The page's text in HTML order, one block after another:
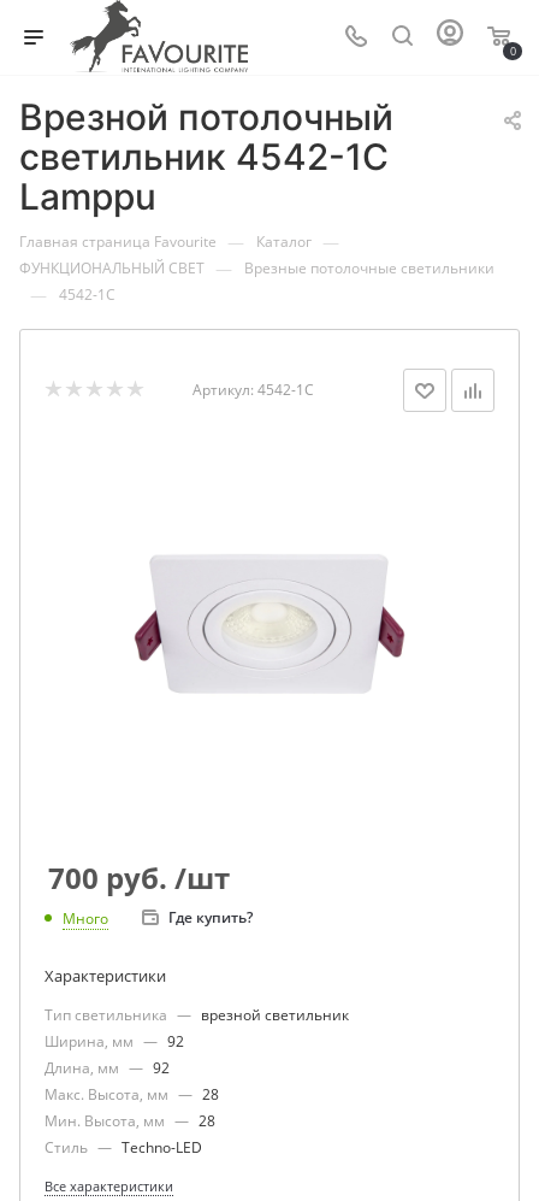
0
Врезной потолочный
светильник 4542-1C
Lamppu
Главная страница Favourite — Каталог —
ФУНКЦИОНАЛЬНЫЙ СВЕТ — Врезные потолочные светильники
— 4542-1C
Артикул: 4542-1C
700 руб. /шт
Много Где купить?
Характеристики
Тип светильника — врезной светильник
Ширина, мм — 92
Длина, мм — 92
Макс. Высота, мм — 28
Мин. Высота, мм — 28
Стиль — Techno-LED
Все характеристики